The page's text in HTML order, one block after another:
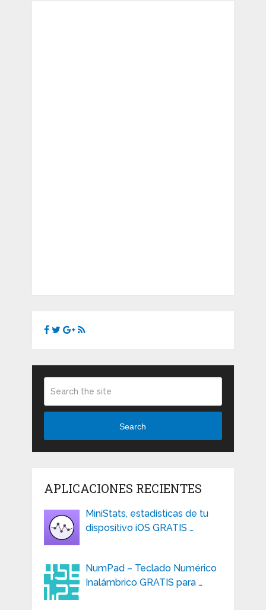
Search
APLICACIONES RECIENTES
MiniStats, estadísticas de tu
dispositivo iOS GRATIS …
NumPad – Teclado Numérico
Inalámbrico GRATIS para …